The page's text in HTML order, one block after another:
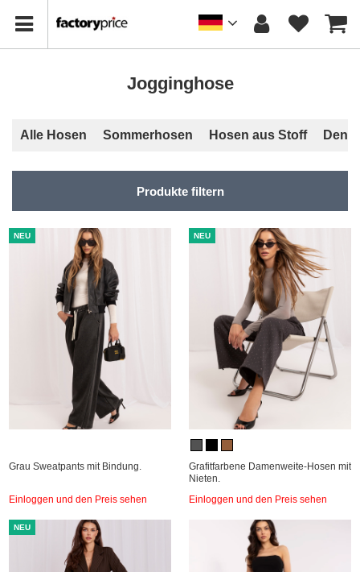
Jogginghose
Alle Hosen Sommerhosen Hosen aus Stoff
Produkte filtern
NEU
Grau Sweatpants mit Bindung.
Einloggen und den Preis sehen
NEU
Grafitfarbene Damenweite-Hosen mit
Nieten.
Einloggen und den Preis sehen
NEU